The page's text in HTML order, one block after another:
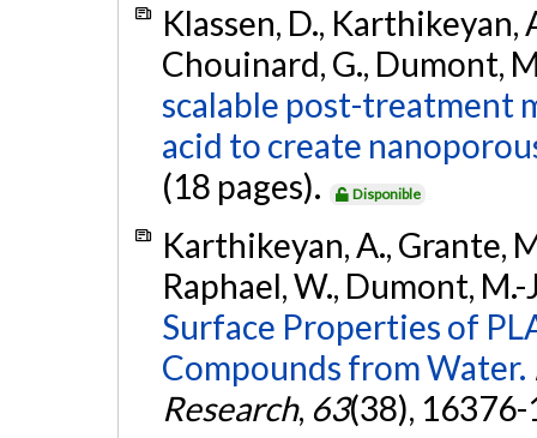
Klassen, D., Karthikeyan,
Chouinard, G., Dumont,
scalable post-treatment
acid to create
(18 pages).
Disponible
Karthikeyan, A., Grante,
Raphael, W., Dumont, M.-
Surface Properties of
Compounds from Water.
Research, 63(38),